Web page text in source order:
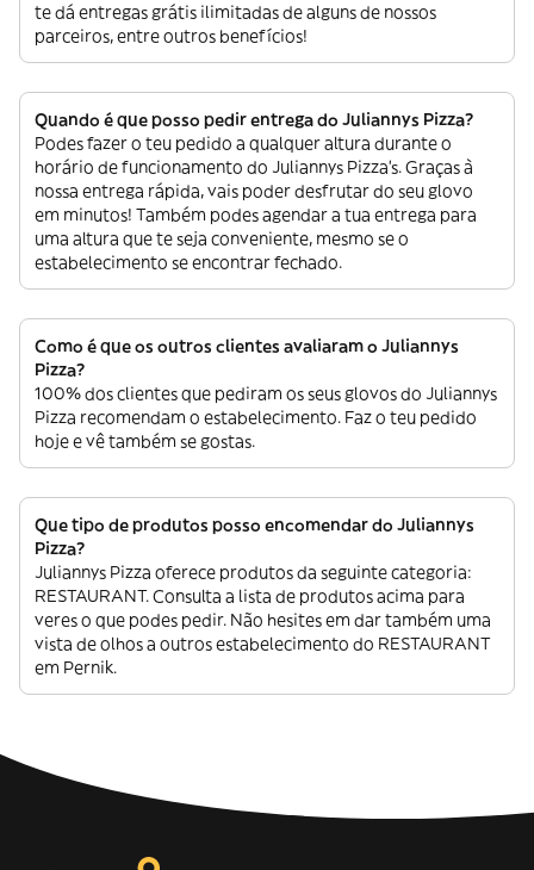
te dá entregas grátis ilimitadas de alguns de nossos
parceiros, entre outros benefícios!
Quando é que posso pedir entrega do Juliannys Pizza?
Podes fazer o teu pedido a qualquer altura durante o
horário de funcionamento do Juliannys Pizza’s. Graças à
nossa entrega rápida, vais poder desfrutar do seu glovo
em minutos! Também podes agendar a tua entrega para
uma altura que te seja conveniente, mesmo se o
estabelecimento se encontrar fechado.
Como é que os outros clientes avaliaram o Juliannys
Pizza?
100% dos clientes que pediram os seus glovos do Juliannys
Pizza recomendam o estabelecimento. Faz o teu pedido
hoje e vê também se gostas.
Que tipo de produtos posso encomendar do Juliannys
Pizza?
Juliannys Pizza oferece produtos da seguinte categoria:
RESTAURANT. Consulta a lista de produtos acima para
veres o que podes pedir. Não hesites em dar também uma
vista de olhos a outros estabelecimento do RESTAURANT
em Pernik.